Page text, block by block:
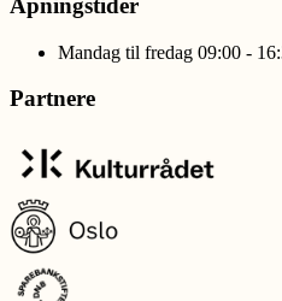
Åpningstider
Mandag til fredag 09:00 -
Partnere